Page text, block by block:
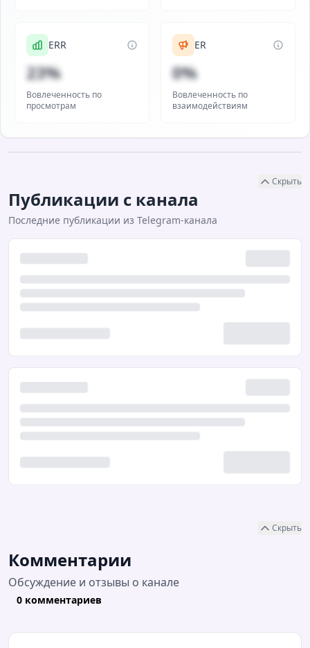
ERR
23%
Вовлеченность по
просмотрам
ER
0%
Вовлеченность по
взаимодействиям
Скрыть
Комментарии
Обсуждение и отзывы о канале
0 комментариев
Скрыть
Публикации с канала
Последние публикации из Telegram-канала